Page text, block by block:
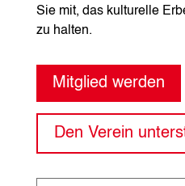
Sie mit, das kulturelle
zu halten.
Mitglied werden
Den Verein